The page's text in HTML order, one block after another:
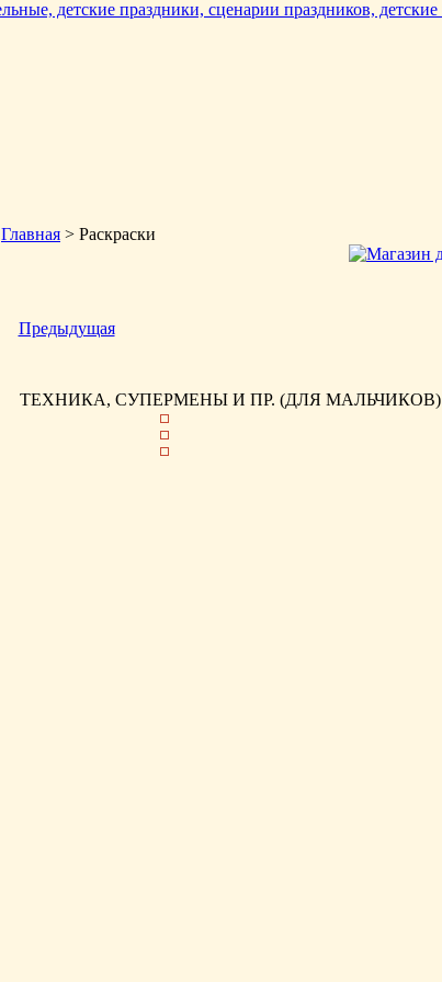
Главная > Раскраски
Предыдущая
ТЕХНИКА, СУПЕРМЕНЫ И ПР. (ДЛЯ МАЛЬЧИКОВ)